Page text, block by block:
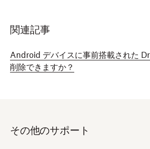
重要
前に、データが別の場所にバッ
ていることを確認してください。
Dropbox デスクトップをアンインスト
rm /etc/apt/source.d/dropbox
ハード ドライブから Dropbox フォル
rm -rv ~/Dropbox
関連記事
Android デバイスに事前搭載された
削除できますか？
その他のサポート